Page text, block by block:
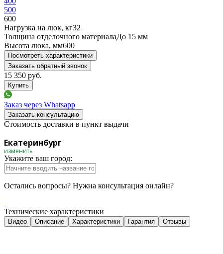
500
600
Нагрузка на люк, кг32
Толщина отделочного материалаДо 15 мм
Высота люка, мм600
Посмотреть характеристики
Заказать обратный звонок
15 350 руб.
Заказ через Whatsapp
Заказать консультацию
Стоимость доставки в пункт выдачи
Екатеринбург
изменить
Укажите ваш город:
Остались вопросы? Нужна консультация онлайн?
Технические характеристики
Видео Описание Характеристики Гарантия Отзывы